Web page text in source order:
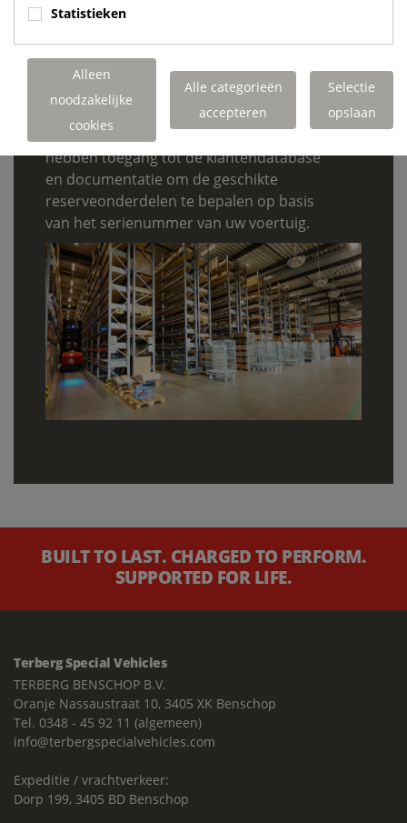
Naast reserveonderdelen voor Terberg
trekkers kunnen we reserveonderdelen
leveren voor alle andere grote merken.
We hebben ook een volledig assortiment
filters van toonaangevende leveranciers.
Onze reserveonderdelenspecialisten
hebben toegang tot de klantendatabase
en documentatie om de geschikte
reserveonderdelen te bepalen op basis
van het serienummer van uw voertuig.
BUILT TO LAST. CHARGED TO PERFORM.
SUPPORTED FOR LIFE.
Terberg Special Vehicles
TERBERG BENSCHOP B.V.
Oranje Nassaustraat 10, 3405 XK Benschop
Tel. 0348 - 45 92 11 (algemeen)
info@terbergspecialvehicles.com
Expeditie / vrachtverkeer:
Dorp 199, 3405 BD Benschop
Statistieken
Alleen
noodzakelijke
cookies
Alle categorieën
accepteren
Selectie
opslaan